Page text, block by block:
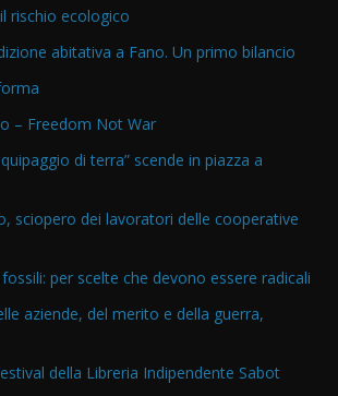
rischio ecologico
abitativa a Fano. Un primo bilancio
– Freedom Not War
di terra” scende in piazza a
sciopero dei lavoratori delle cooperative
per scelte che devono essere radicali
aziende, del merito e della guerra,
della Libreria Indipendente Sabot